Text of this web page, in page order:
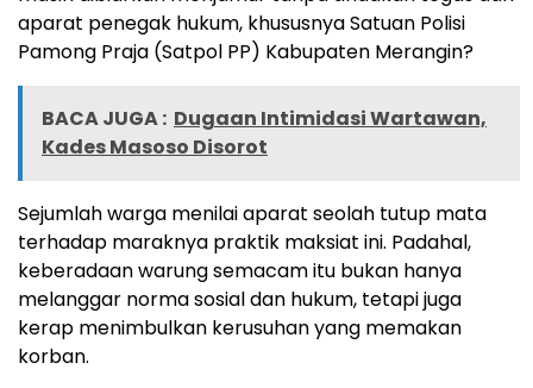
aparat penegak hukum, khususnya Satuan Polisi
Pamong Praja (Satpol PP) Kabupaten Merangin?
BACA JUGA : Dugaan Intimidasi Wartawan,
Kades Masoso Disorot
Sejumlah warga menilai aparat seolah tutup mata
terhadap maraknya praktik maksiat ini. Padahal,
keberadaan warung semacam itu bukan hanya
melanggar norma sosial dan hukum, tetapi juga
kerap menimbulkan kerusuhan yang memakan
korban.